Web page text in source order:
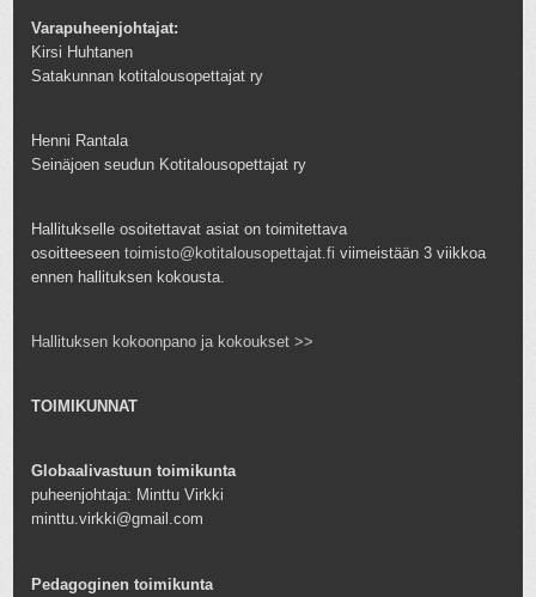
Varapuheenjohtajat:
Kirsi Huhtanen
Satakunnan kotitalousopettajat ry
Henni Rantala
Seinäjoen seudun Kotitalousopettajat ry
Hallitukselle osoitettavat asiat on toimitettava
osoitteeseentoimisto@kotitalousopettajat.fi viimeistään 3 viikkoa
ennen hallituksen kokousta.
Hallituksen kokoonpano ja kokoukset >>
TOIMIKUNNAT
Globaalivastuun toimikunta
puheenjohtaja: Minttu Virkki
minttu.virkki@gmail.com
Pedagoginen toimikunta